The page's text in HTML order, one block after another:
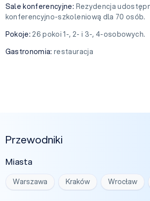
Sale konferencyjne: Rezydencja
konferencyjno-szkoleniową dla 70 osób.
Pokoje: 26 pokoi 1-, 2- i 3-, 4-osobowych.
Gastronomia: restauracja
Przewodniki
Miasta
Warszawa Kraków Wrocław